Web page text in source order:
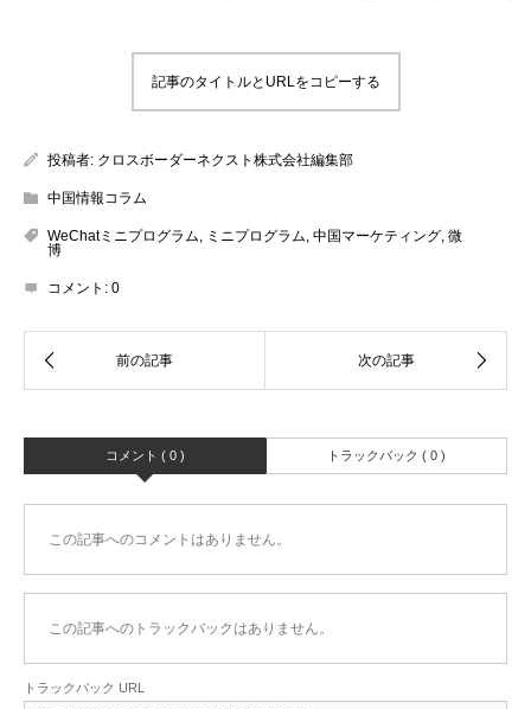
記事のタイトルとURLをコピーする
投稿者: クロスボーダーネクスト株式会社編集部
中国情報コラム
WeChatミニプログラム, ミニプログラム, 中国マーケティング, 微
博
コメント: 0
コメント ( 0 ) トラックバック ( 0 )
この記事へのコメントはありません。
この記事へのトラックバックはありません。
トラックバック URL